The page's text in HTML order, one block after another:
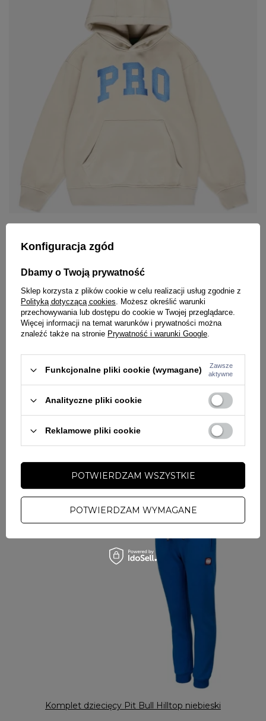
5. Gotowy outfit bez kombinowania –
Nie wiesz, co wybrać, by trafić w gust dziecka? Postaw na
komplety dresowe, które łączą styl z wygodą w idealnych
proporcjach. Zestawy eliminują problem codziennego
dopasowywania elementów garderoby – są spójne
kolorystycznie, świetnie skrojone i uwielbiane przez
dzieciaki za luz, który oferują. To prezentowy pewniak,
Komplet dziecięcy Pit Bull Hilltop niebieski
Konfiguracja zgód
Dbamy o Twoją prywatność
Sklep korzysta z plików cookie w celu realizacji usług zgodnie z
Polityką dotyczącą cookies. Możesz określić warunki
przechowywania lub dostępu do cookie w Twojej przeglądarce.
Więcej informacji na temat warunków i prywatności można
znaleźć także na stronie Prywatność i warunki Google.
Funkcjonalne pliki cookie (wymagane)
Zawsze
aktywne
Analityczne pliki cookie
Reklamowe pliki cookie
POTWIERDZAM WYMAGANE
POTWIERDZAM WSZYSTKIE